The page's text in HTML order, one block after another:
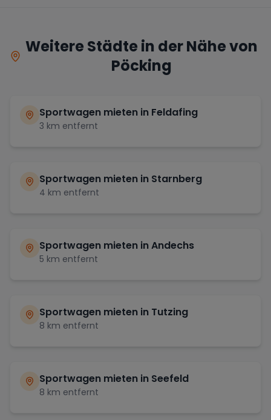
Weitere Städte in der Nähe von
Pöcking
Sportwagen mieten in Feldafing
3 km entfernt
Sportwagen mieten in Starnberg
4 km entfernt
Sportwagen mieten inAndechs
5 km entfernt
Sportwagen mieten in Tutzing
8 km entfernt
Sportwagen mieten in Seefeld
8 km entfernt